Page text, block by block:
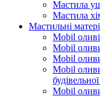
Мастила
Мастила
Мастильні
Mobil
Mobil оливи
Mobil
Mobil
Mobil